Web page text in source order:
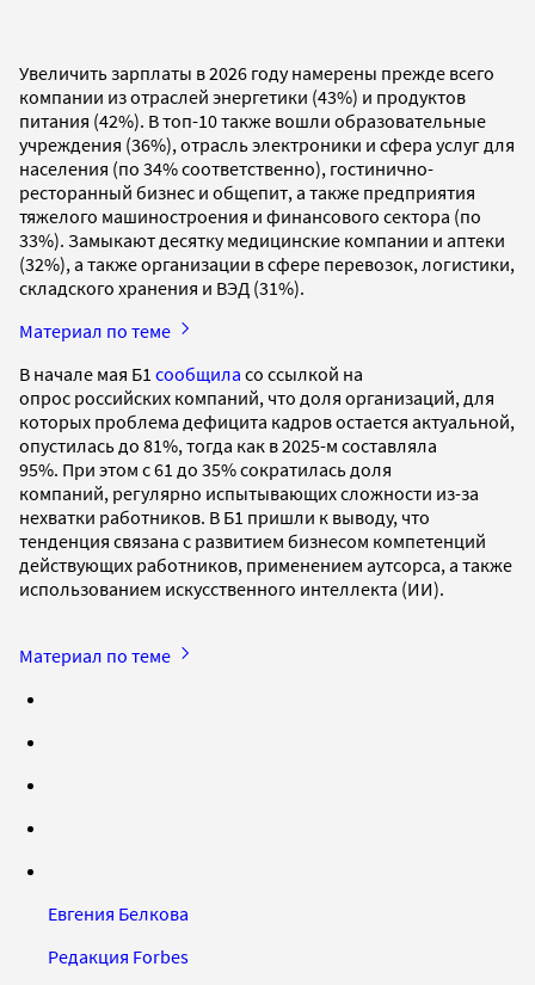
Увеличить зарплаты в 2026 году намерены прежде всего
компании из отраслей энергетики (43%) и продуктов
питания (42%). В топ-10 также вошли образовательные
учреждения (36%), отрасль электроники и сфера услуг для
населения (по 34% соответственно), гостинично-
ресторанный бизнес и общепит, а также предприятия
тяжелого машиностроения и финансового сектора (по
33%). Замыкают десятку медицинские компании и аптеки
(32%), а также организации в сфере перевозок, логистики,
складского хранения и ВЭД (31%).
Материал по теме
В начале мая Б1 сообщила со ссылкой на
опрос российских компаний, что доля организаций, для
которых проблема дефицита кадров остается актуальной,
опустилась до 81%, тогда как в 2025-м составляла
95%. При этом с 61 до 35% сократилась доля
компаний, регулярно испытывающих сложности из-за
нехватки работников. В Б1 пришли к выводу, что
тенденция связана с развитием бизнесом компетенций
действующих работников, применением аутсорса, а также
использованием искусственного интеллекта (ИИ).
Материал по теме
Евгения Белкова
Редакция Forbes